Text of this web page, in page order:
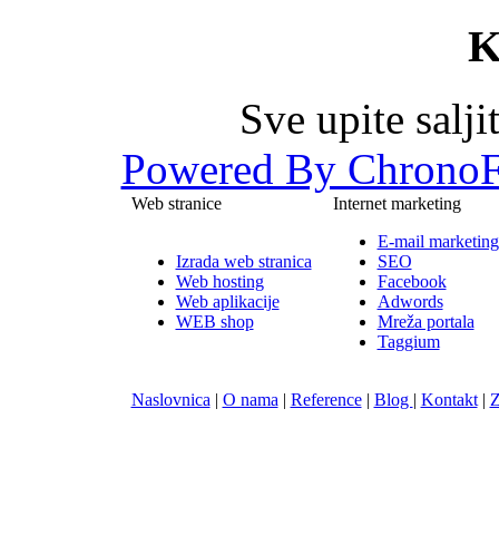
Sve upite
Powered By
Web stranice Internet marketing
Izrada web stranica
Web hosting
Web aplikacije
WEB shop
E-mail marketing
SEO
Facebook
Adwords
Mreža portala
Taggium
Naslovnica | O nama | Reference| Blog | Kontakt|